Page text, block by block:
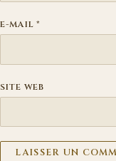
E-MAIL*
SITE WEB